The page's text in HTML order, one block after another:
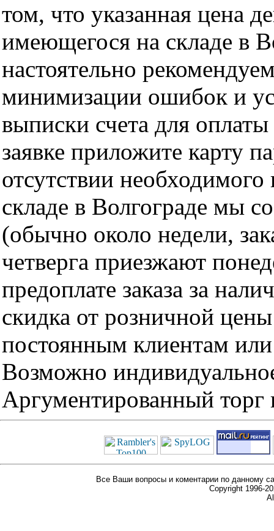
том, что указанная цена
имеющегося на складе в
настоятельно
минимизации ошибок и
выписки счета для
заявке приложите карту
отсутствии
складе в Волгограде мы
(обычно около недели,
четверга приезжают
предоплате заказа за
скидка от розничной
постоянным клиентам
Возможно
Аргументированный торг
Все Ваши вопросы и коментарии по данному
Copyright 1996-